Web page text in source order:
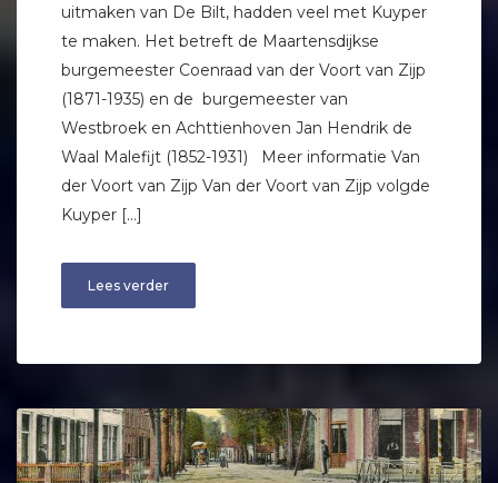
uitmaken van De Bilt, hadden veel met Kuyper
te maken. Het betreft de Maartensdijkse
burgemeester Coenraad van der Voort van Zijp
(1871-1935) en de burgemeester van
Westbroek en Achttienhoven Jan Hendrik de
Waal Malefijt (1852-1931) Meer informatie Van
der Voort van Zijp Van der Voort van Zijp volgde
Kuyper […]
Lees verder